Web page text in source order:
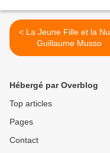
< La Jeune Fille et la Nuit -
Guillaume Musso
Hébergé par Overblog
Top articles
Pages
Contact